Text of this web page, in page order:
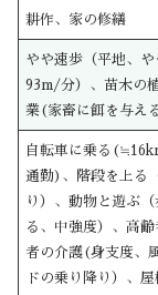
耕作、家の修繕
やや速歩（平地、や
93m/分）、苗木の
業(家畜に餌を与え
自転車に乗る
通勤)、階段を上る
り）、動物と遊ぶ
る、中強度）、高齢
者の介護(身支度、
ドの乗り降り）、